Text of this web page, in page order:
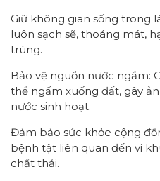
Giữ không gian sống trong
luôn sạch sẽ, thoáng mát,
trùng.
Bảo vệ nguồn nước ngầm:
thể ngấm xuống đất, gây
nước sinh hoạt.
Đảm bảo sức khỏe cộng
bệnh tật liên quan đến vi
chất thải.